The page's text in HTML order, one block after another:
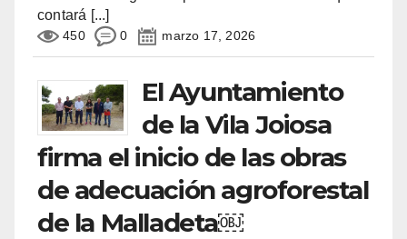
contará [...]
450 0 marzo 17, 2026
El Ayuntamiento
de la Vila Joiosa
firma el inicio de las obras
de adecuación agroforestal
de la Malladeta￼